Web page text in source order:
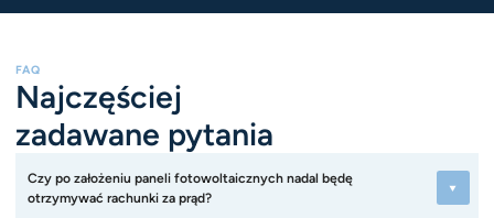
FAQ
Najczęściej
zadawane pytania
Czy po założeniu paneli fotowoltaicznych nadal będę
otrzymywać rachunki za prąd?